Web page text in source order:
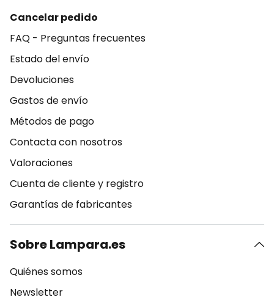
Cancelar pedido
FAQ - Preguntas frecuentes
Estado del envío
Devoluciones
Gastos de envío
Métodos de pago
Contacta con nosotros
Valoraciones
Cuenta de cliente y registro
Garantías de fabricantes
Sobre Lampara.es
Quiénes somos
Newsletter